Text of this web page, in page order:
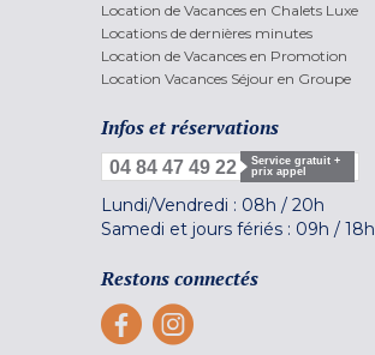
Location de Vacances en Chalets Luxe
Locations de dernières minutes
Location de Vacances en Promotion
Location Vacances Séjour en Groupe
Infos et réservations
04 84 47 49 22
Service gratuit +
prix appel
Lundi/Vendredi : 08h / 20h
Samedi et jours fériés : 09h / 18h
Restons connectés